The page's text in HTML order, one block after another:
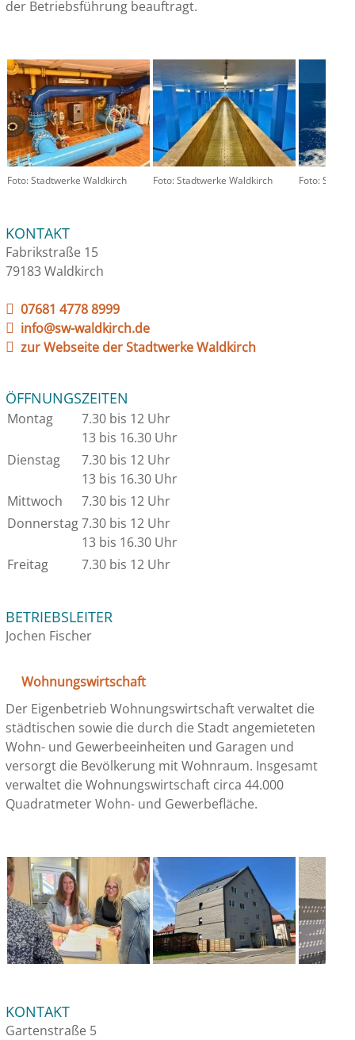
der Betriebsführung beauftragt.
Foto: Stadtwerke Waldkirch Foto: Stadtwerke Waldkirch Foto:
KONTAKT
Fabrikstraße 15
79183 Waldkirch
07681 4778 8999
info@sw-waldkirch.de
zur Webseite der Stadtwerke Waldkirch
ÖFFNUNGSZEITEN
Montag
7.30 bis 12 Uhr
13 bis 16.30 Uhr
Dienstag
7.30 bis 12 Uhr
13 bis 16.30 Uhr
Mittwoch
7.30 bis 12 Uhr
Donnerstag7.30 bis 12 Uhr
13 bis 16.30 Uhr
Freitag
7.30 bis 12 Uhr
BETRIEBSLEITER
Jochen Fischer
Wohnungswirtschaft
Der Eigenbetrieb Wohnungswirtschaft verwaltet die
städtischen sowie die durch die Stadt angemieteten
Wohn- und Gewerbeeinheiten und Garagen und
versorgt die Bevölkerung mit Wohnraum. Insgesamt
verwaltet die Wohnungswirtschaft circa 44.000
Quadratmeter Wohn- und Gewerbefläche.
KONTAKT
Gartenstraße 5